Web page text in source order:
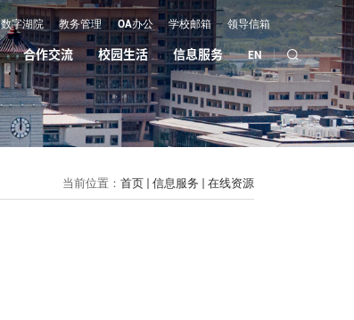
数字湖院 教务管理 OA办公 学校邮箱 领导信箱
合作交流 校园生活 信息服务 EN
当前位置： 首页 信息服务 在线资源